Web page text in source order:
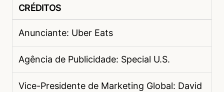
CRÉDITOS
Anunciante: Uber Eats
Agência de Publicidade: Special U.S.
Vice-Presidente de Marketing Global: David